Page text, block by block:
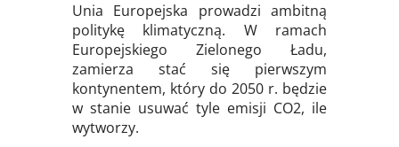
Unia Europejska prowadzi ambitną
politykę klimatyczną. W ramach
Europejskiego Zielonego Ładu,
zamierza stać się pierwszym
kontynentem, który do 2050 r. będzie
w stanie usuwać tyle emisji CO2, ile
wytworzy.